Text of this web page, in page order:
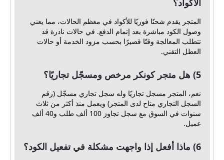
الأكواد؟
المتجر يقدم شحنًا فوريًا للأكواد في معظم الحالات، مما يعني
وصول الكود مباشرة بعد إتمام الدفع. في حالات نادرة قد
تتطلب المعالجة وقتًا قصيرًا بحسب مزود الخدمة أو حالات
العطل التقني.
5) هل متجر كونكر مرخص ومسجّل تجاريًا؟
نعم، المتجر مسجل تجاريًا وله سجل تجاري مسجّل (رقم
السجل التجاري متاح لدى المتجر) ويعمل منذ أكثر من ثلاث
سنوات في السوق مع سجل تجاوز 100 ألف طلب و40 ألف
عميل.
6) ماذا أفعل إذا واجهت مشكلة في تفعيل الكود؟